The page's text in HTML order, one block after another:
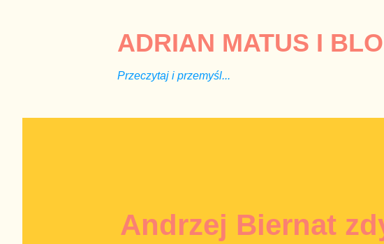
ADRIAN MATUS I
Przeczytaj i przemyśl...
Andrzej Biernat